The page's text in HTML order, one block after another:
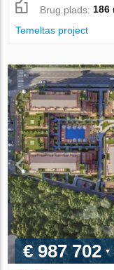
Brug plads:186
Temeltas project
€ 987 702